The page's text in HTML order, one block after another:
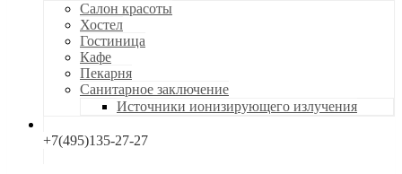
Салон красоты
Хостел
Гостиница
Кафе
Пекарня
Санитарное заключение
Источники ионизирующего излучения
+7(495)135-27-27